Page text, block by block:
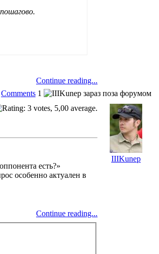
Continue reading...
Comments 1
есть?»
особенно актуален в
Continue reading...
IIIKunep